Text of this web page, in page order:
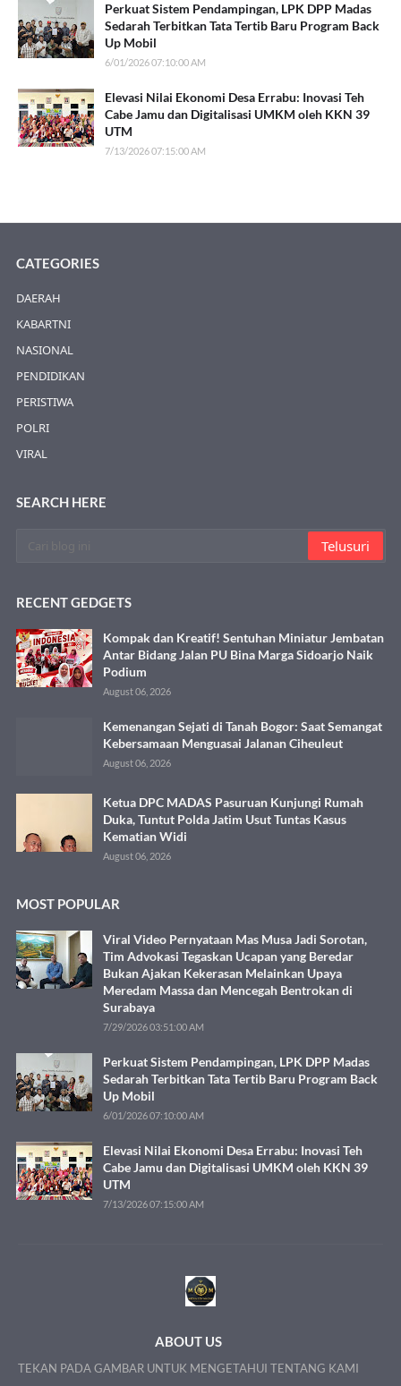
Perkuat Sistem Pendampingan, LPK DPP Madas
Sedarah Terbitkan Tata Tertib Baru Program Back
Up Mobil
6/01/2026 07:10:00 AM
Elevasi Nilai Ekonomi Desa Errabu: Inovasi Teh
Cabe Jamu dan Digitalisasi UMKM oleh KKN 39
UTM
7/13/2026 07:15:00 AM
CATEGORIES
DAERAH
KABARTNI
NASIONAL
PENDIDIKAN
PERISTIWA
POLRI
VIRAL
SEARCH HERE
RECENT GEDGETS
Kompak dan Kreatif! Sentuhan Miniatur Jembatan
Antar Bidang Jalan PU Bina Marga Sidoarjo Naik
Podium
August 06, 2026
Kemenangan Sejati di Tanah Bogor: Saat Semangat
Kebersamaan Menguasai Jalanan Ciheuleut
August 06, 2026
Ketua DPC MADAS Pasuruan Kunjungi Rumah
Duka, Tuntut Polda Jatim Usut Tuntas Kasus
Kematian Widi
August 06, 2026
MOST POPULAR
Viral Video Pernyataan Mas Musa Jadi Sorotan,
Tim Advokasi Tegaskan Ucapan yang Beredar
Bukan Ajakan Kekerasan Melainkan Upaya
Meredam Massa dan Mencegah Bentrokan di
Surabaya
7/29/2026 03:51:00 AM
Perkuat Sistem Pendampingan, LPK DPP Madas
Sedarah Terbitkan Tata Tertib Baru Program Back
Up Mobil
6/01/2026 07:10:00 AM
Elevasi Nilai Ekonomi Desa Errabu: Inovasi Teh
Cabe Jamu dan Digitalisasi UMKM oleh KKN 39
UTM
7/13/2026 07:15:00 AM
ABOUT US
TEKAN PADA GAMBAR UNTUK MENGETAHUI TENTANG KAMI